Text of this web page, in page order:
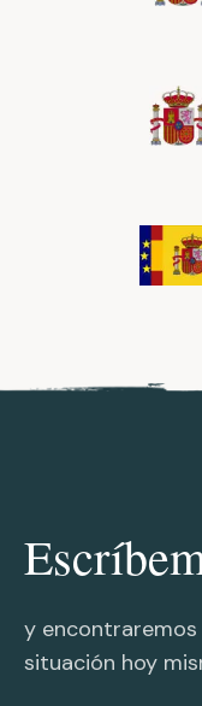
y
situación hoy